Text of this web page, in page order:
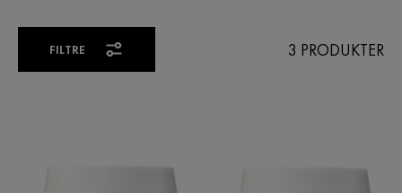
FILTRE 3 PRODUKTER